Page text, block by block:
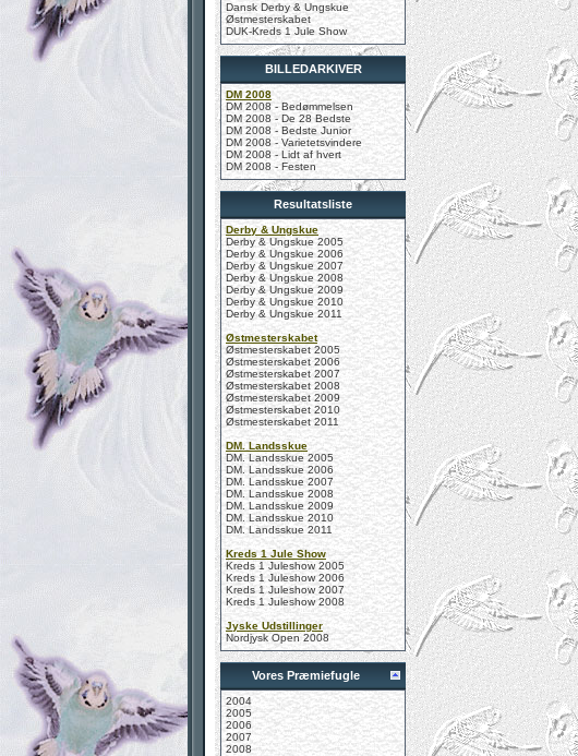
Dansk Derby & Ungskue
Østmesterskabet
DUK-Kreds 1 Jule Show
BILLEDARKIVER
DM 2008
DM 2008 - Bedømmelsen
DM 2008 - De 28 Bedste
DM 2008 - Bedste Junior
DM 2008 - Varietetsvindere
DM 2008 - Lidt af hvert
DM 2008 - Festen
Resultatsliste
Derby & Ungskue
Derby & Ungskue 2005
Derby & Ungskue 2006
Derby & Ungskue 2007
Derby & Ungskue 2008
Derby & Ungskue 2009
Derby & Ungskue 2010
Derby & Ungskue 2011
Østmesterskabet
Østmesterskabet 2005
Østmesterskabet 2006
Østmesterskabet 2007
Østmesterskabet 2008
Østmesterskabet 2009
Østmesterskabet 2010
Østmesterskabet 2011
DM. Landsskue
DM. Landsskue 2005
DM. Landsskue 2006
DM. Landsskue 2007
DM. Landsskue 2008
DM. Landsskue 2009
DM. Landsskue 2010
DM. Landsskue 2011
Kreds 1 Jule Show
Kreds 1 Juleshow 2005
Kreds 1 Juleshow 2006
Kreds 1 Juleshow 2007
Kreds 1 Juleshow 2008
Jyske Udstillinger
Nordjysk Open 2008
Vores Præmiefugle
2004
2005
2006
2007
2008